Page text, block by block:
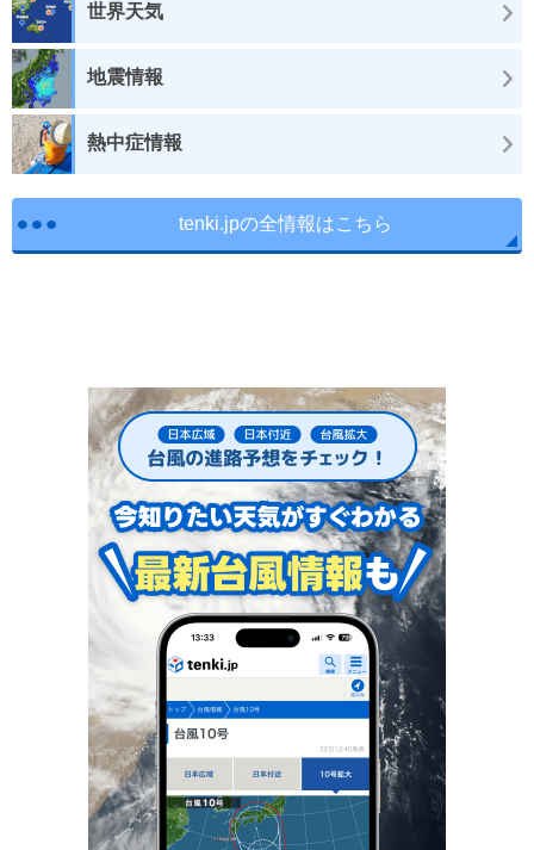
世界天気
地震情報
熱中症情報
tenki.jpの全情報はこちら